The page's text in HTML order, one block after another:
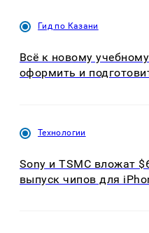
Гид по Казани
Всё к новому
оформить и
Технологии
Sony и TSMC вложат
выпуск чипов для